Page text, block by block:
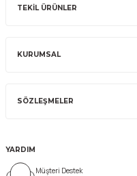
TEKİL ÜRÜNLER
KURUMSAL
SÖZLEŞMELER
YARDIM
Müşteri Destek